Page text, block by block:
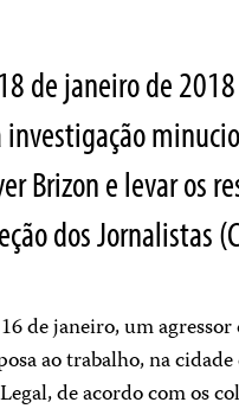
de janeiro de
Brizon e levar os
dos Jornalistas
de janeiro, um
ao trabalho, na
de acordo com os